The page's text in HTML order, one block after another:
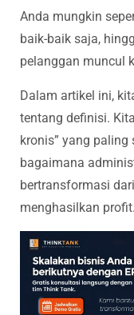
Anda mungkin
baik-baik saja,
pelanggan muncul
Dalam artikel ini,
tentang definisi.
kronis” yang
bagaimana
bertransformasi
menghasilkan profit.